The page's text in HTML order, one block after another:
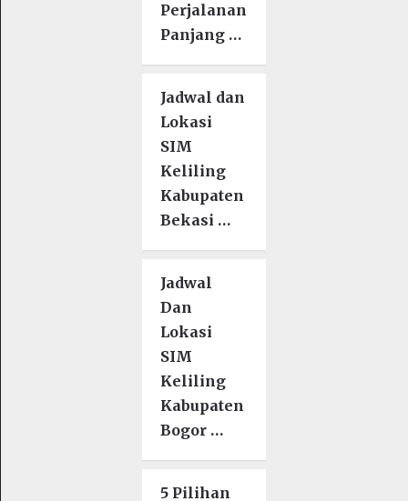
Perjalanan
Panjang …
Jadwal dan
Lokasi
SIM
Keliling
Kabupaten
Bekasi …
Jadwal
Dan
Lokasi
SIM
Keliling
Kabupaten
Bogor …
5 Pilihan